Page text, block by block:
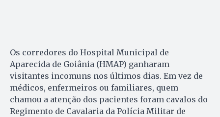
Os corredores do Hospital Municipal de
Aparecida de Goiânia (HMAP) ganharam
visitantes incomuns nos últimos dias. Em vez de
médicos, enfermeiros ou familiares, quem
chamou a atenção dos pacientes foram cavalos do
Regimento de Cavalaria da Polícia Militar de